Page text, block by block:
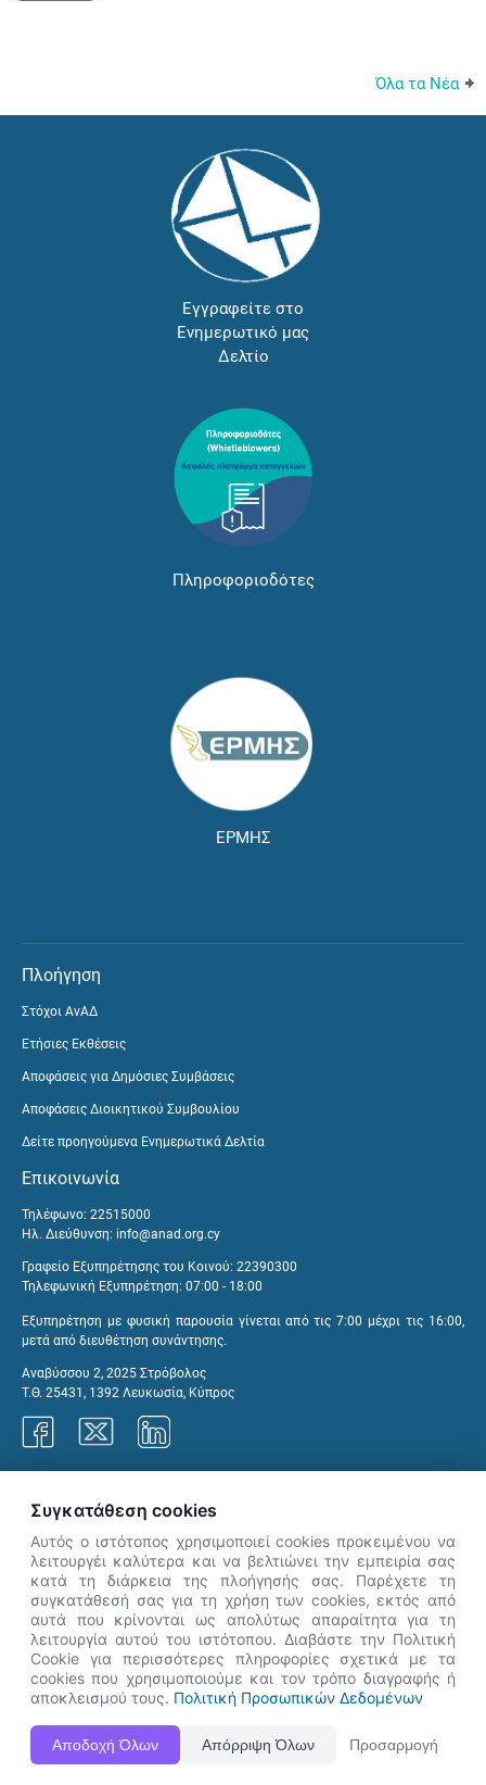
Όλα τα Νέα
Εγγραφείτε στο
Ενημερωτικό μας
Δελτίο
Πληροφοριοδότες
ΕΡΜΗΣ
Πλοήγηση
Στόχοι ΑνΑΔ
Ετήσιες Εκθέσεις
Αποφάσεις για Δημόσιες Συμβάσεις
Αποφάσεις Διοικητικού Συμβουλίου
Δείτε προηγούμενα Ενημερωτικά Δελτία
Επικοινωνία
Τηλέφωνο: 22515000
Ηλ. Διεύθυνση: info@anad.org.cy
Γραφείο Εξυπηρέτησης του Κοινού: 22390300
Τηλεφωνική Εξυπηρέτηση: 07:00 - 18:00
Εξυπηρέτηση με φυσική παρουσία γίνεται από τις 7:00 μέχρι τις 16:00,
μετά από διευθέτηση συνάντησης.
Αναβύσσου 2, 2025 Στρόβολος
Τ.Θ. 25431, 1392 Λευκωσία, Κύπρος
Η Ιστοσελίδα ΑνΑΔ είναι πλήρως συμβατή με τις νεότερες εκδόσεις, Google Chrome, Mozilla Firefox,
Apple Safari καθώς και Internet Explorer.
👋 Καλώς ήρθες! Είμαι η Νόησις.
Πες μου πώς μπορώ να σε βοηθήσω
σήμερα.
Συγκατάθεση cookies
Αυτός ο ιστότοπος χρησιμοποιεί cookies προκειμένου να
λειτουργέι καλύτερα και να βελτιώνει την εμπειρία σας
κατά τη διάρκεια της πλοήγησής σας. Παρέχετε τη
συγκατάθεσή σας για τη χρήση των cookies, εκτός από
αυτά που κρίνονται ως απολύτως απαραίτητα για τη
λειτουργία αυτού του ιστότοπου. Διαβάστε την Πολιτική
Cookie για περισσότερες πληροφορίες σχετικά με τα
cookies που χρησιμοποιούμε και τον τρόπο διαγραφής ή
αποκλεισμού τους. Πολιτική Προσωπικών Δεδομένων
Αποδοχή Όλων Απόρριψη Όλων Προσαρμογή